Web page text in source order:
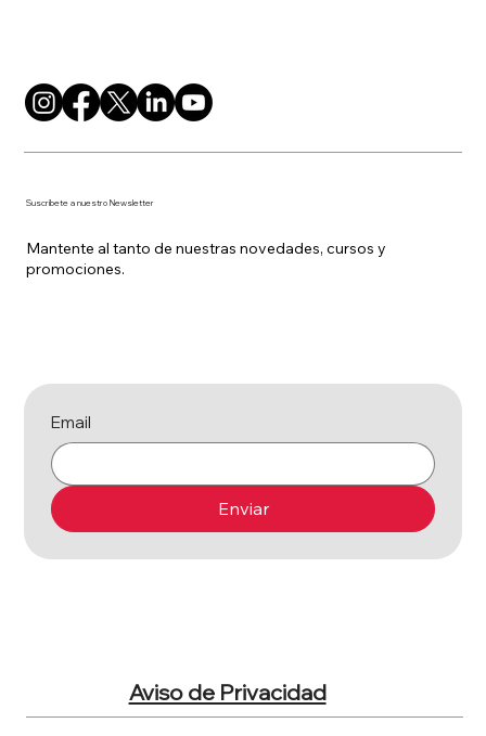
Aviso de Privacidad
Email
Enviar
Suscríbete a nuestro Newsletter
Mantente al tanto de nuestras novedades, cursos y
promociones.